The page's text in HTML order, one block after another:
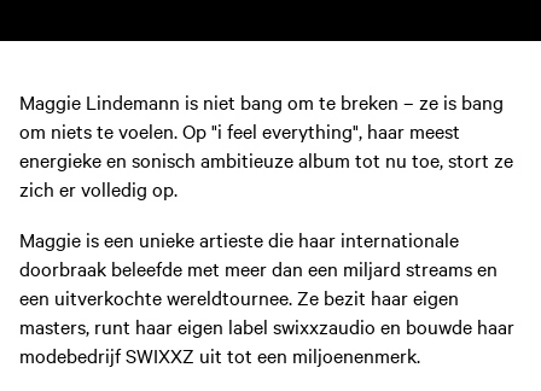
Maggie Lindemann is niet bang om te breken – ze is bang
om niets te voelen. Op "i feel everything", haar meest
energieke en sonisch ambitieuze album tot nu toe, stort ze
zich er volledig op.
Maggie is een unieke artieste die haar internationale
doorbraak beleefde met meer dan een miljard streams en
een uitverkochte wereldtournee. Ze bezit haar eigen
masters, runt haar eigen label swixxzaudio en bouwde haar
modebedrijf SWIXXZ uit tot een miljoenenmerk.